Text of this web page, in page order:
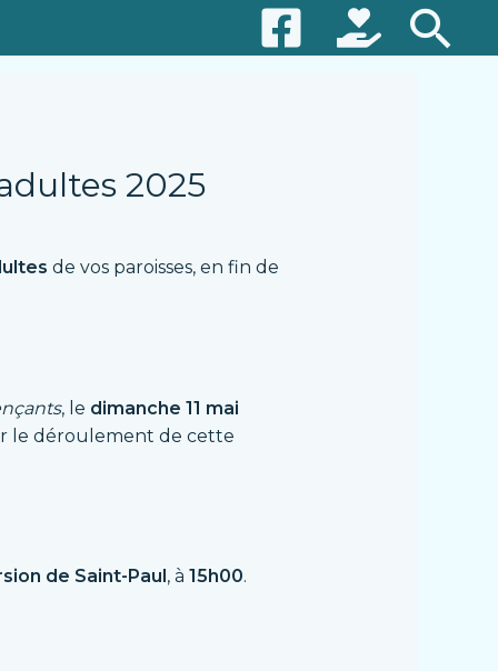
2025
de vos paroisses, en fin de
, le dimanche 11 mai
le déroulement de cette
de Saint-Paul, à 15h00.